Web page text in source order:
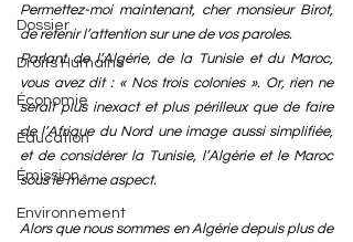
Dossier
Droits Humains
Économie
Éducation
Émission
Environnement
Permettez-moi maintenant, cher monsieur Birot,
de retenir l’attention sur une de vos paroles.
Parlant de l’Algérie, de la Tunisie et du Maroc,
vous avez dit : « Nos trois colonies ». Or, rien ne
serait plus inexact et plus périlleux que de faire
de l’Afrique du Nord une image aussi simplifiée,
et de considérer la Tunisie, l’Algérie et le Maroc
sous le même aspect.
Alors que nous sommes en Algérie depuis plus de